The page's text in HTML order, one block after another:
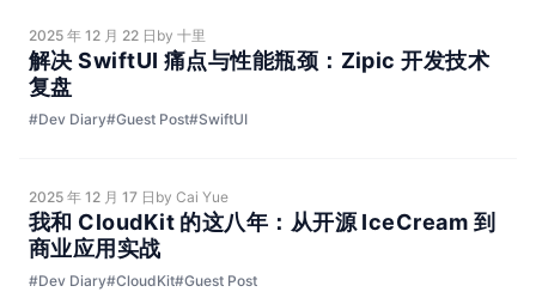
2025 年 12 月 22 日 by 十里
解决 SwiftUI 痛点与性能瓶颈：Zipic 开发技术
复盘
#Dev Diary#Guest Post#SwiftUI
2025 年 12 月 17 日 by Cai Yue
我和 CloudKit 的这八年：从开源 IceCream 到
商业应用实战
#Dev Diary#CloudKit#Guest Post